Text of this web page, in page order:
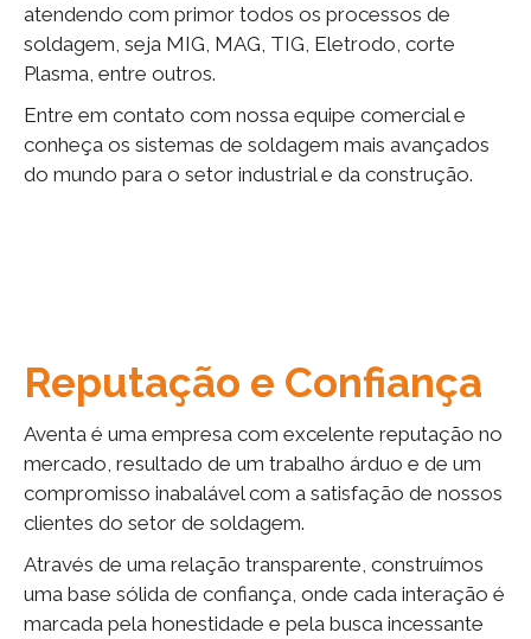
atendendo com primor todos os processos de
soldagem, seja MIG, MAG, TIG, Eletrodo, corte
Plasma, entre outros.
Entre em contato com nossa equipe comercial e
conheça os sistemas de soldagem mais avançados
do mundo para o setor industrial e da construção.
Reputação e Confiança
Aventa é uma empresa com excelente reputação no
mercado, resultado de um trabalho árduo e de um
compromisso inabalável com a satisfação de nossos
clientes do setor de soldagem.
Através de uma relação transparente, construímos
uma base sólida de confiança, onde cada interação é
marcada pela honestidade e pela busca incessante